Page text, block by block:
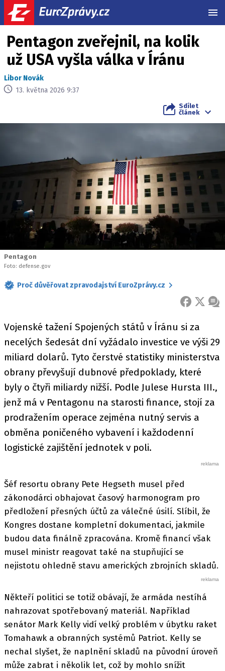
Pentagon zveřejnil, na kolik
už USA vyšla válka v Íránu
Libor Novák
13. května 2026 9:37
Sdílet
článek
Pentagon
Foto: defense.gov
Proč důvěřovat zpravodajství EuroZprávy.cz
FACEBOOK
X
Vojenské tažení Spojených států v Íránu si za
necelých šedesát dní vyžádalo investice ve výši 29
miliard dolarů. Tyto čerstvé statistiky ministerstva
obrany převyšují dubnové předpoklady, které
byly o čtyři miliardy nižší. Podle Julese Hursta III.,
jenž má v Pentagonu na starosti finance, stojí za
prodražením operace zejména nutný servis a
obměna poničeného vybavení i každodenní
logistické zajištění jednotek v poli.
Šéf resortu obrany Pete Hegseth musel před
zákonodárci obhajovat časový harmonogram pro
předložení přesných účtů za válečné úsilí. Slíbil, že
Kongres dostane kompletní dokumentaci, jakmile
budou data finálně zpracována. Kromě financí však
musel ministr reagovat také na stupňující se
nejistotu ohledně stavu amerických zbrojních skladů.
Někteří politici se totiž obávají, že armáda nestíhá
nahrazovat spotřebovaný materiál. Například
senátor Mark Kelly vidí velký problém v úbytku raket
Tomahawk a obranných systémů Patriot. Kelly se
nechal slyšet, že naplnění skladů na původní úroveň
může zabrat i několik let, což by mohlo snížit